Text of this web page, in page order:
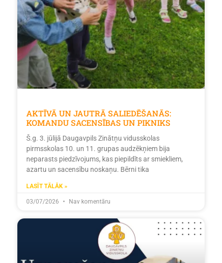
AKTĪVĀ UN JAUTRĀ SALIEDĒŠANĀS:
KOMANDU SACENSĪBAS UN PIKNIKS
Š.g. 3. jūlijā Daugavpils Zinātņu vidusskolas
pirmsskolas 10. un 11. grupas audzēkņiem bija
neparasts piedzīvojums, kas piepildīts ar smiekliem,
azartu un sacensību noskaņu. Bērni tika
LASĪT TĀLĀK »
03/07/2026 Nav komentāru